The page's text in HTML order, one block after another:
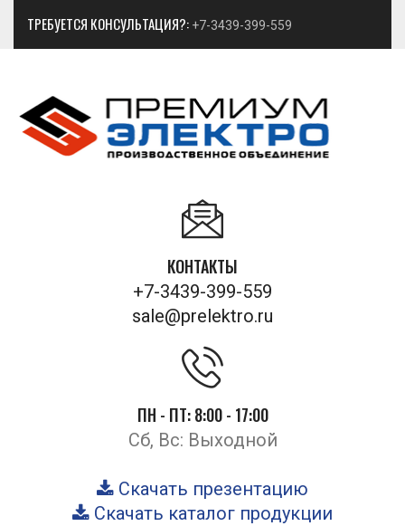
ТРЕБУЕТСЯ КОНСУЛЬТАЦИЯ?: +7-3439-399-559
КОНТАКТЫ
+7-3439-399-559
sale@prelektro.ru
ПН - ПТ: 8:00 - 17:00
Сб, Вс: Выходной
Скачать презентацию
Скачать каталог продукции